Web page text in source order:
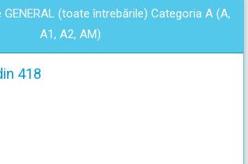
(toate întrebările) Categoria A (A,
A1, A2, AM)
418